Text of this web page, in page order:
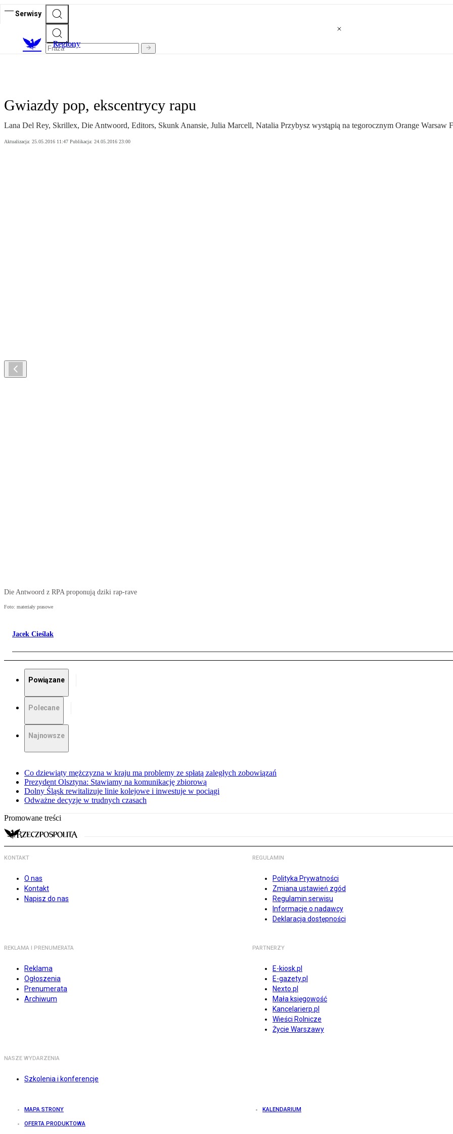
Serwisy
Regiony
Gwiazdy pop, ekscentrycy rapu
Lana Del Rey, Skrillex, Die Antwoord, Editors, Skunk Anansie, Julia Marcell, Natalia Przybysz wystąpią na tegorocznym Orange Warsaw
Aktualizacja: 25.05.2016 11:47 Publikacja: 24.05.2016 23:00
Die Antwoord z RPA proponują dziki rap-rave
Foto: materiały prasowe
Jacek Cieślak
Powiązane
Polecane
Najnowsze
Co dziewiąty mężczyzna w kraju ma problemy ze spłatą zaległych zobowiązań
Prezydent Olsztyna: Stawiamy na komunikację zbiorową
Dolny Śląsk rewitalizuje linie kolejowe i inwestuje w pociągi
Odważne decyzje w trudnych czasach
Promowane treści
KONTAKT
O nas
Kontakt
Napisz do nas
REGULAMIN
Polityka Prywatności
Zmiana ustawień zgód
Regulamin serwisu
Informacje o nadawcy
Deklaracja dostępności
REKLAMA I PRENUMERATA
Reklama
Ogłoszenia
Prenumerata
Archiwum
PARTNERZY
E-kiosk.pl
E-gazety.pl
Nexto.pl
Mała księgowość
Kancelarierp.pl
Wieści Rolnicze
Życie Warszawy
NASZE WYDARZENIA
Szkolenia i konferencje
MAPA STRONY KALENDARIUM
OFERTA PRODUKTOWA